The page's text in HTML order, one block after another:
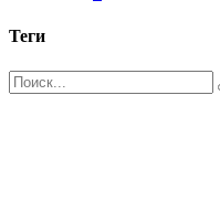
Теги